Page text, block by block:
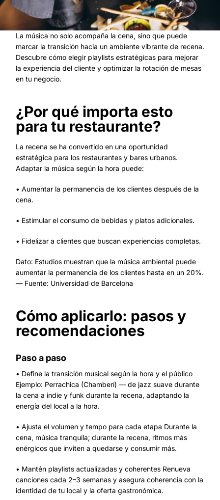
La música no solo acompaña la cena, sino que puede
marcar la transición hacia un ambiente vibrante de recena.
Descubre cómo elegir playlists estratégicas para mejorar
la experiencia del cliente y optimizar la rotación de mesas
en tu negocio.
¿Por qué importa esto
para tu restaurante?
La recena se ha convertido en una oportunidad
estratégica para los restaurantes y bares urbanos.
Adaptar la música según la hora puede:
• Aumentar la permanencia de los clientes después de la
cena.
• Estimular el consumo de bebidas y platos adicionales.
• Fidelizar a clientes que buscan experiencias completas.
Dato: Estudios muestran que la música ambiental puede
aumentar la permanencia de los clientes hasta en un 20%.
— Fuente: Universidad de Barcelona
Cómo aplicarlo: pasos y
recomendaciones
Paso a paso
• Define la transición musical según la hora y el público
Ejemplo: Perrachica (Chamberí) — de jazz suave durante
la cena a indie y funk durante la recena, adaptando la
energía del local a la hora.
• Ajusta el volumen y tempo para cada etapa Durante la
cena, música tranquila; durante la recena, ritmos más
enérgicos que inviten a quedarse y consumir más.
• Mantén playlists actualizadas y coherentes Renueva
canciones cada 2–3 semanas y asegura coherencia con la
identidad de tu local y la oferta gastronómica.